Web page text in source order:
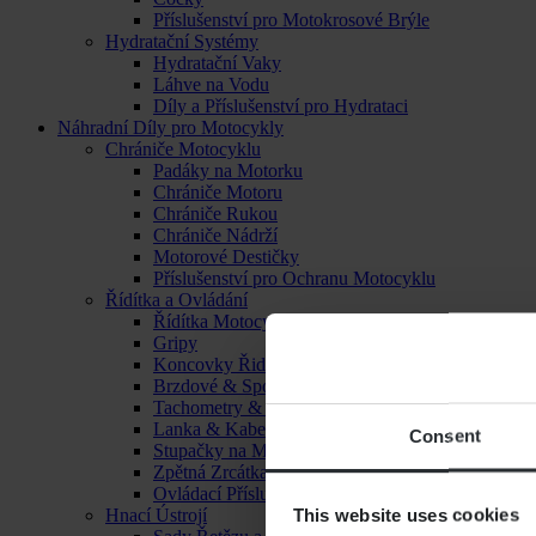
Consent
This website uses cookies
Příslušenství pro Motokrosové Brýle
Hydratační Systémy
Hydratační Vaky
Láhve na Vodu
Díly a Příslušenství pro Hydrataci
Náhradní Díly pro Motocykly
Chrániče Motocyklu
Padáky na Motorku
Chrániče Motoru
Chrániče Rukou
Chrániče Nádrží
Motorové Destičky
Příslušenství pro Ochranu Motocyklu
Řídítka a Ovládání
Řídítka Motocyklu
Gripy
Koncovky Řidítek
Brzdové & Spojkové Páčky
Tachometry & Hodiny
Lanka & Kabely
Stupačky na Motorku
Zpětná Zrcátka
Ovládací Příslušenství
Hnací Ústrojí